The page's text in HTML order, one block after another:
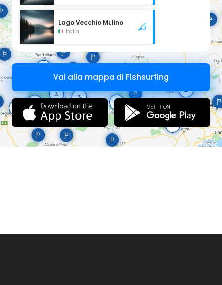
Lago Vecchio Mulino
Italia
Vai alla mappa di Fishsurfing